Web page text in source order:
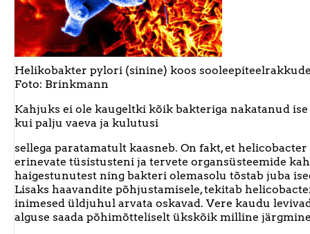
Helikobakter pylori (sinine) koos
Foto: Brinkmann
Kahjuks ei ole kaugeltki kõik bakteriga nakatanud
kui palju vaeva ja kulutusi
sellega paratamatult kaasneb. On fakt, et
erinevate tüsistusteni ja tervete organsüsteemide
haigestunutest ning bakteri olemasolu tõstab juba
Lisaks haavandite põhjustamisele, tekitab
inimesed üldjuhul arvata oskavad. Vere kaudu
alguse saada põhimõtteliselt ükskõik milline